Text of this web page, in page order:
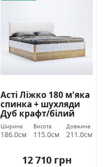
Асті Ліжко 180 м'яка
спинка + шухляди
Дуб крафт/білий
глянець Міромарк
Ширина
186.0см
Висота
115.0см
Довжина
211.0см
12 710 грн